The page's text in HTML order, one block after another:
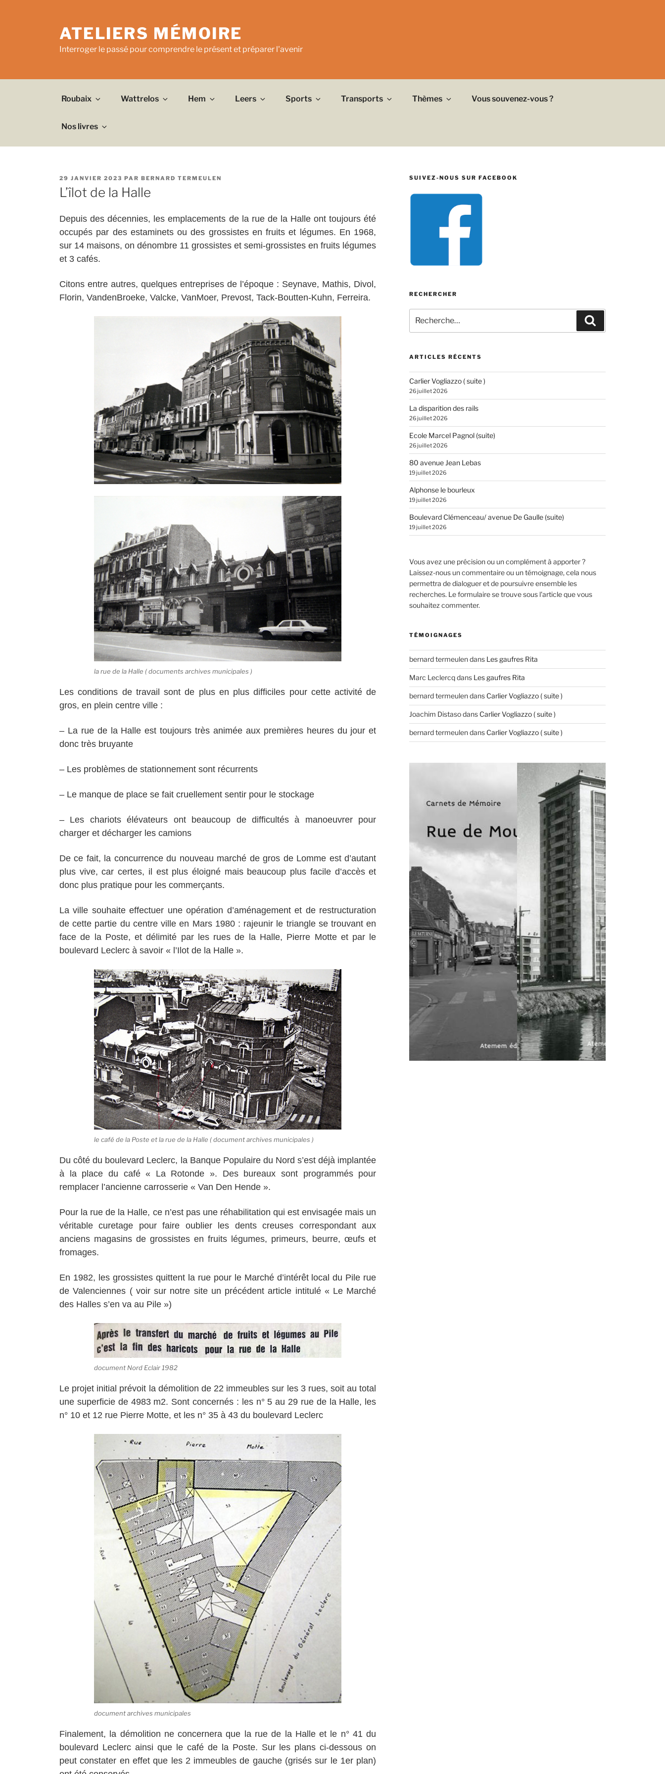
ATELIERS MÉMOIRE
Interroger le passé pour comprendre le présent et préparer l'avenir
Roubaix Wattrelos Hem Leers Sports Transports Thèmes Vous souvenez-vous ?
Nos livres
PUBLIÉ
LE
29 JANVIER 2023 PAR BERNARD TERMEULEN
L’îlot de la Halle
Depuis des décennies, les emplacements de la rue de la Halle ont toujours été
occupés par des estaminets ou des grossistes en fruits et légumes. En 1968,
sur 14 maisons, on dénombre 11 grossistes et semi-grossistes en fruits légumes
et 3 cafés.
Citons entre autres, quelques entreprises de l’époque : Seynave, Mathis, Divol,
Florin, VandenBroeke, Valcke, VanMoer, Prevost, Tack-Boutten-Kuhn, Ferreira.
la rue de la Halle ( documents archives municipales )
Les conditions de travail sont de plus en plus difficiles pour cette activité de
gros, en plein centre ville :
– La rue de la Halle est toujours très animée aux premières heures du jour et
donc très bruyante
– Les problèmes de stationnement sont récurrents
– Le manque de place se fait cruellement sentir pour le stockage
– Les chariots élévateurs ont beaucoup de difficultés à manoeuvrer pour
charger et décharger les camions
De ce fait, la concurrence du nouveau marché de gros de Lomme est d’autant
plus vive, car certes, il est plus éloigné mais beaucoup plus facile d’accès et
donc plus pratique pour les commerçants.
La ville souhaite effectuer une opération d’aménagement et de restructuration
de cette partie du centre ville en Mars 1980 : rajeunir le triangle se trouvant en
face de la Poste, et délimité par les rues de la Halle, Pierre Motte et par le
boulevard Leclerc à savoir « l’Ilot de la Halle ».
le café de la Poste et la rue de la Halle ( document archives municipales )
Du côté du boulevard Leclerc, la Banque Populaire du Nord s’est déjà implantée
à la place du café « La Rotonde ». Des bureaux sont programmés pour
remplacer l’ancienne carrosserie « Van Den Hende ».
Pour la rue de la Halle, ce n’est pas une réhabilitation qui est envisagée mais un
véritable curetage pour faire oublier les dents creuses correspondant aux
anciens magasins de grossistes en fruits légumes, primeurs, beurre, œufs et
fromages.
En 1982, les grossistes quittent la rue pour le Marché d’intérêt local du Pile rue
de Valenciennes ( voir sur notre site un précédent article intitulé « Le Marché
des Halles s’en va au Pile »)
document Nord Eclair 1982
Le projet initial prévoit la démolition de 22 immeubles sur les 3 rues, soit au total
une superficie de 4983 m2. Sont concernés : les n° 5 au 29 rue de la Halle, les
n° 10 et 12 rue Pierre Motte, et les n° 35 à 43 du boulevard Leclerc
document archives municipales
Finalement, la démolition ne concernera que la rue de la Halle et le n° 41 du
boulevard Leclerc ainsi que le café de la Poste. Sur les plans ci-dessous on
peut constater en effet que les 2 immeubles de gauche (grisés sur le 1er plan)
SUIVEZ-NOUS SUR FACEBOOK
RECHERCHER
pour
:
ARTICLES RÉCENTS
Carlier Vogliazzo ( suite )
26 juillet 2026
La disparition des rails
26 juillet 2026
Ecole Marcel Pagnol (suite)
26 juillet 2026
80 avenue Jean Lebas
19 juillet 2026
Alphonse le bourleux
19 juillet 2026
Boulevard Clémenceau/ avenue De Gaulle (suite)
19 juillet 2026
Vous avez une précision ou un complément à apporter ?
Laissez-nous un commentaire ou un témoignage, cela nous
permettra de dialoguer et de poursuivre ensemble les
recherches. Le formulaire se trouve sous l'article que vous
souhaitez commenter.
TÉMOIGNAGES
bernard termeulendans Les gaufres Rita
Marc Leclercqdans Les gaufres Rita
bernard termeulendans Carlier Vogliazzo ( suite )
Joachim Distasodans Carlier Vogliazzo ( suite )
bernard termeulendans Carlier Vogliazzo ( suite )